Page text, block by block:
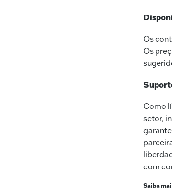
Os
Os
Como
setor,
com
Saiba